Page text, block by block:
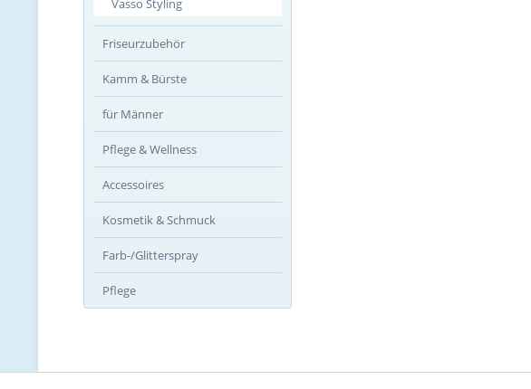
Vasso Styling
Friseurzubehör
Kamm & Bürste
für Männer
Pflege & Wellness
Accessoires
Kosmetik & Schmuck
Farb-/Glitterspray
Pflege